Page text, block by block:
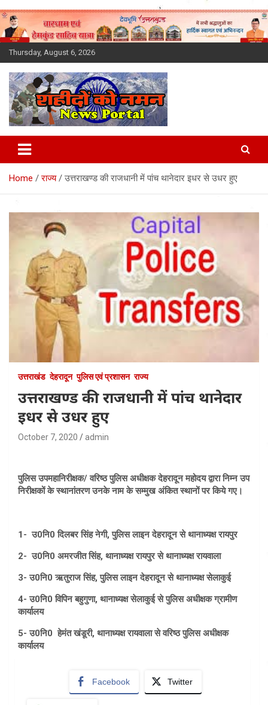
Skip
to
content
Thursday, August 6, 2026
Latest News Today, Breaking
News, Uttarakhand News in
Hindi
Home राज्य उत्तराखण्ड की राजधानी में पांच थानेदार इधर से उधर हुए
उत्तराखंड देहरादून पुलिस एवं प्रशासन राज्य
उत्तराखण्ड की राजधानी में पांच थानेदार
इधर से उधर हुए
October 7, 2020 admin
पुलिस उपमहानिरीक्षक/ वरिष्ठ पुलिस अधीक्षक देहरादून महोदय द्वारा निम्न उप
निरीक्षकों के स्थानांतरण उनके नाम के सम्मुख अंकित स्थानों पर किये गए।
1- उ0नि0 दिलबर सिंह नेगी, पुलिस लाइन देहरादून से थानाध्यक्ष रायपुर
2- उ0नि0 अमरजीत सिंह, थानाध्यक्ष रायपुर से थानाध्यक्ष रायवाला
3- उ0नि0 ऋतुराज सिंह, पुलिस लाइन देहरादून से थानाध्यक्ष सेलाकुई
4- उ0नि0 विपिन बहुगुणा, थानाध्यक्ष सेलाकुई से पुलिस अधीक्षक ग्रामीण
कार्यालय
5- उ0नि0 हेमंत खंडूरी, थानाध्यक्ष रायवाला से वरिष्ठ पुलिस अधीक्षक
कार्यालय
Facebook Twitter